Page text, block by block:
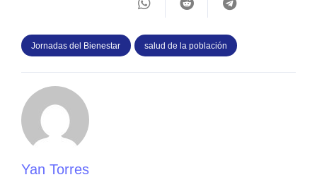
Jornadas del Bienestar salud de la población
Yan Torres